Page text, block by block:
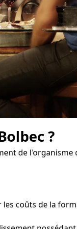
?
de
coûts de la